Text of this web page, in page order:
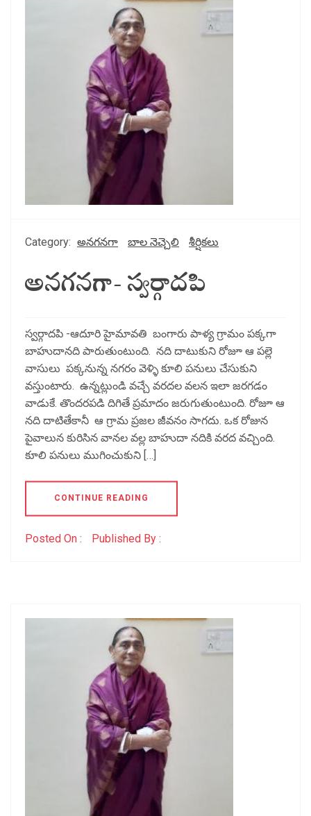
Category: అనగనగా బాల నెచ్చెలి శీర్షికలు
అనగనగా- స్వర్గాదపి
స్వర్గాదపి -ఆదూరి హైమావతి బంగారు పాళ్య గ్రామం పక్కగా
బాహుదానది పారుతుంటుంది. నది దాటుకుని రోజూ ఆ పల్లె
వాసులు పక్కనున్న నగరం వెళ్ళి కూలి పనులు చేసుకుని
వస్తుంటారు. ఉన్నట్లుండి వచ్చే వరదల వలన ఇలా జరగడం
వాడుకే. తొందరపడి దిగితే ప్రమాదం జరుగుతుంటుంది. రోజూ ఆ
నది దాటితేకానీ ఆ గ్రామ ప్రజల జీవనం సాగదు. ఒక రోజున
పైవాలున కురిసిన వానల వల్ల బాహుదా నదికి వరద వచ్చింది.
కూలి పనులు ముగించుకుని […]
CONTINUE READING
Posted On : Published By :